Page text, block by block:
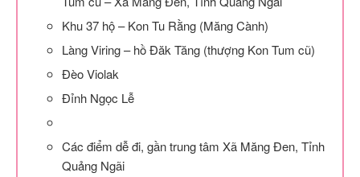
Khu 37 hộ – Kon Tu Rằng (Măng Cành)
Làng Viring – hồ Đăk Tăng (thượng Kon Tum cũ)
Đèo Violak
Đỉnh Ngọc Lễ
Các điểm dễ đi, gần trung tâm Xã Măng Đen, Tỉnh
Quảng Ngãi